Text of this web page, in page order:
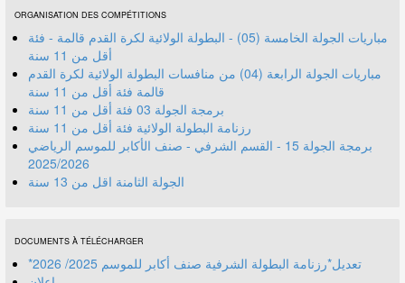
ORGANISATION DES COMPÉTITIONS
مباريات الجولة الخامسة (05) - البطولة الولائية لكرة القدم قالمة - فئة
أقل من 11 سنة
مباريات الجولة الرابعة (04) من منافسات البطولة الولائية لكرة القدم
قالمة فئة أقل من 11 سنة
برمجة الجولة 03 فئة أقل من 11 سنة
رزنامة البطولة الولائية فئة أقل من 11 سنة
برمجة الجولة 15 - القسم الشرفي - صنف الأكابر للموسم الرياضي
2025/2026
الجولة الثامنة اقل من 13 سنة
DOCUMENTS À TÉLÉCHARGER
*تعديل*رزنامة البطولة الشرفية صنف أكابر للموسم 2025/ 2026